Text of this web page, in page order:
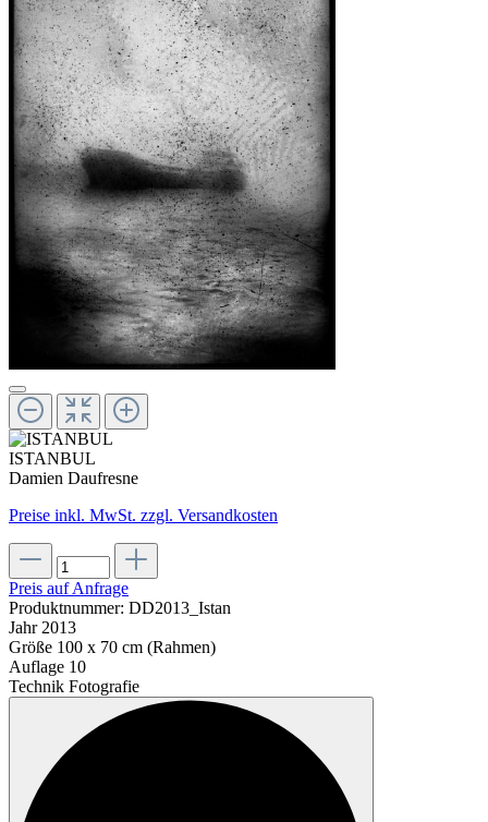
ISTANBUL
Damien Daufresne
Preise inkl. MwSt. zzgl. Versandkosten
Preis auf Anfrage
Produktnummer: DD2013_Istan
Jahr 2013
Größe 100 x 70 cm (Rahmen)
Auflage 10
Technik Fotografie